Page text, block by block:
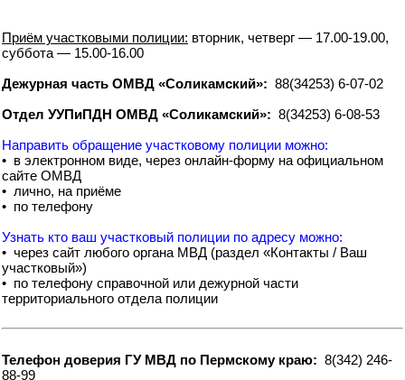
Приём участковыми полиции: вторник, четверг — 17.00-19.00,
суббота — 15.00-16.00
Дежурная часть ОМВД «Соликамский»: 88(34253) 6-07-02
Отдел УУПиПДН ОМВД «Соликамский»: 8(34253) 6-08-53
Направить обращение участковому полиции можно:
• в электронном виде, через онлайн-форму на официальном
сайте ОМВД
• лично, на приёме
• по телефону
Узнать кто ваш участковый полиции по адресу можно:
• через сайт любого органа МВД (раздел «Контакты / Ваш
участковый»)
• по телефону справочной или дежурной части
территориального отдела полиции
Телефон доверия ГУ МВД по Пермскому краю: 8(342) 246-
88-99